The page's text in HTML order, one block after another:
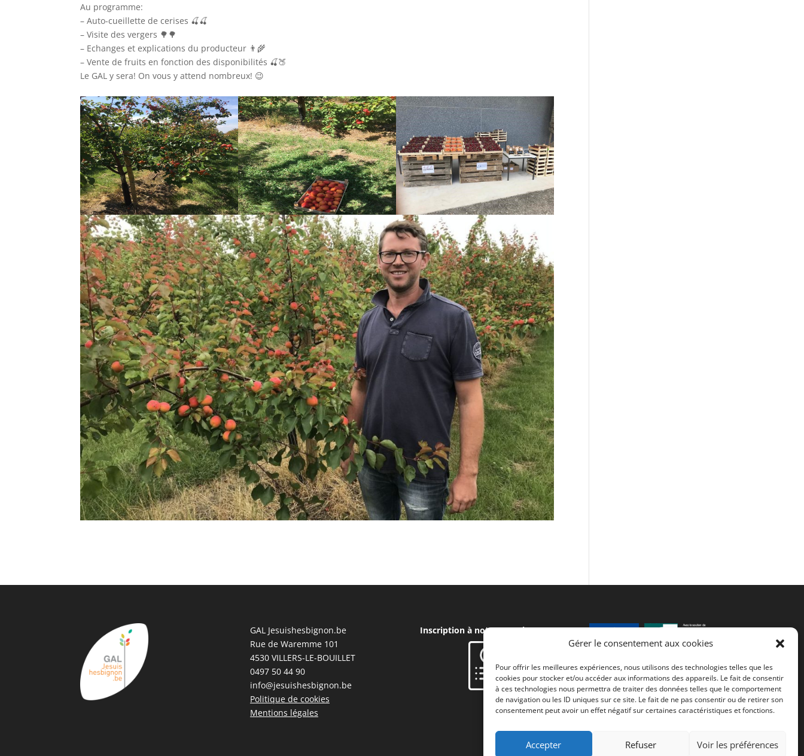
Gérer le consentement aux cookies
Pour offrir les meilleures expériences, nous utilisons des technologies telles que les
cookies pour stocker et/ou accéder aux informations des appareils. Le fait de consentir
à ces technologies nous permettra de traiter des données telles que le comportement
de navigation ou les ID uniques sur ce site. Le fait de ne pas consentir ou de retirer son
consentement peut avoir un effet négatif sur certaines caractéristiques et fonctions.
Accepter Refuser Voir les préférences
Au programme:
– Auto-cueillette de cerises 🍒🍒
– Visite des vergers 🌳 🌳
– Echanges et explications du producteur 👨‍🌾
– Vente de fruits en fonction des disponibilités 🍒🍑
Le GAL y sera! On vous y attend nombreux! 😉
GAL Jesuishesbignon.be
Rue de Waremme 101
4530 VILLERS-LE-BOUILLET
0497 50 44 90
info@jesuishesbignon.be
Politique de cookies
Mentions légales
Inscription à notre Newsletter
Fonds européen agricole de
développement rural (FEADER) :
L’Europe investit dans les zones